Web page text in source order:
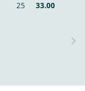
25 33.00